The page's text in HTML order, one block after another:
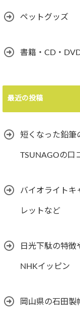
ペットグッズ
書籍・CD・
最近の投稿
短くなった鉛筆
TSUNAGOの口
バイオライトキ
レットなど
日光下駄の特
NHKイッピン
岡山県の石田